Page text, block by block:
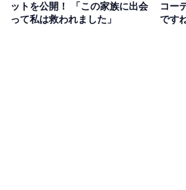
ットを公開！ 「この家族に出会
って私は救われました」
コー
です